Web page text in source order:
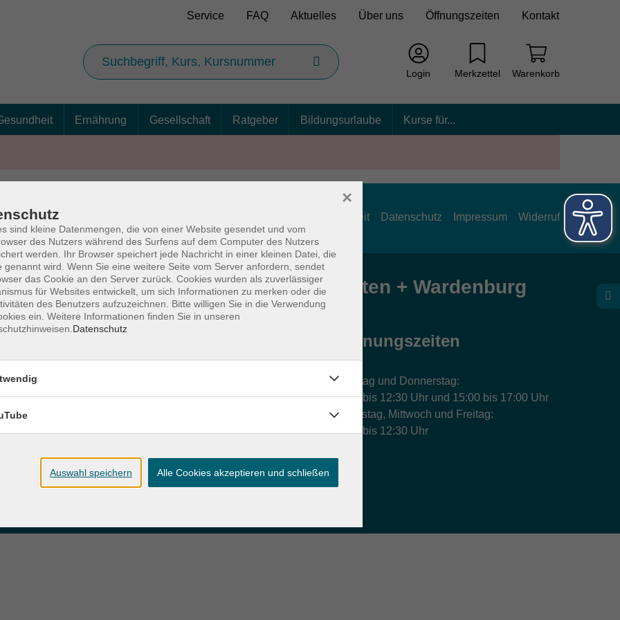
Service FAQ Aktuelles Über uns Öffnungszeiten Kontakt
Login Merkzettel Warenkorb
Ernährung Gesellschaft Ratgeber Bildungsurlaube Kurse für...
Barrierefreiheit Datenschutz Impressum Widerruf
und Donnerstag:
Volkshochschule Hatten + Wardenburg
26203 Wardenburg
Öffnungszeiten
Montag und Donnerstag:
9:00 bis 12:30 Uhr und 15:00 bis 17:00 Uhr
Dienstag, Mittwoch und Freitag:
9:00 bis 12:30 Uhr
sind kleine Datenmengen, die von einer Website gesendet und vom
des Nutzers während des Surfens auf dem Computer des Nutzers
werden. Ihr Browser speichert jede Nachricht in einer kleinen Datei, die
genannt wird. Wenn Sie eine weitere Seite vom Server anfordern, sendet
das Cookie an den Server zurück. Cookies wurden als zuverlässiger
für Websites entwickelt, um sich Informationen zu merken oder die
des Benutzers aufzuzeichnen. Bitte willigen Sie in die Verwendung
ein. Weitere Informationen finden Sie in unseren
Datenschutz
×
Auswahl speichern Alle Cookies akzeptieren und schließen